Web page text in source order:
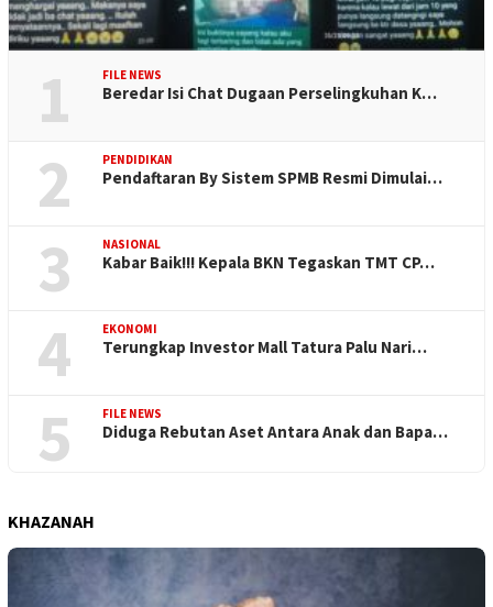
1 FILE NEWS
Beredar Isi Chat Dugaan Perselingkuhan K…
2 PENDIDIKAN
Pendaftaran By Sistem SPMB Resmi Dimulai…
3 NASIONAL
Kabar Baik!!! Kepala BKN Tegaskan TMT CP…
4 EKONOMI
Terungkap Investor Mall Tatura Palu Nari…
5 FILE NEWS
Diduga Rebutan Aset Antara Anak dan Bapa…
KHAZANAH